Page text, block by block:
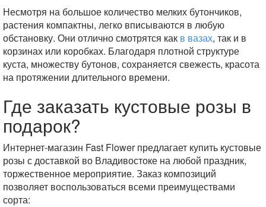
Несмотря на большое количество мелких бутончиков,
растения компактны, легко вписываются в любую
обстановку. Они отлично смотрятся как в вазах, так и в
корзинах или коробках. Благодаря плотной структуре
куста, множеству бутонов, сохраняется свежесть, красота
на протяжении длительного времени.
Где заказать кустовые розы в
подарок?
Интернет-магазин Fast Flower предлагает купить кустовые
розы с доставкой во Владивостоке на любой праздник,
торжественное мероприятие. Заказ композиций
позволяет воспользоваться всеми преимуществами
сорта: